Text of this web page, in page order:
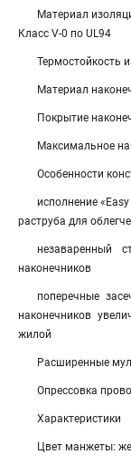
Материал
Класс V-0 по UL94
Термостойкость
Материал
Покрытие
Максимальное
Особенности
исполнение
раструба для
незаваренный
наконечников
поперечные
наконечников
жилой
Расширенные
Опрессовка
Характеристики
Цвет манжеты: